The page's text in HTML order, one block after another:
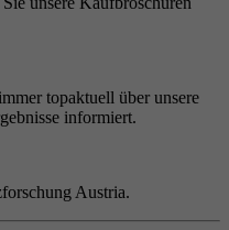
topaktuell über unsere
informiert.
Austria.